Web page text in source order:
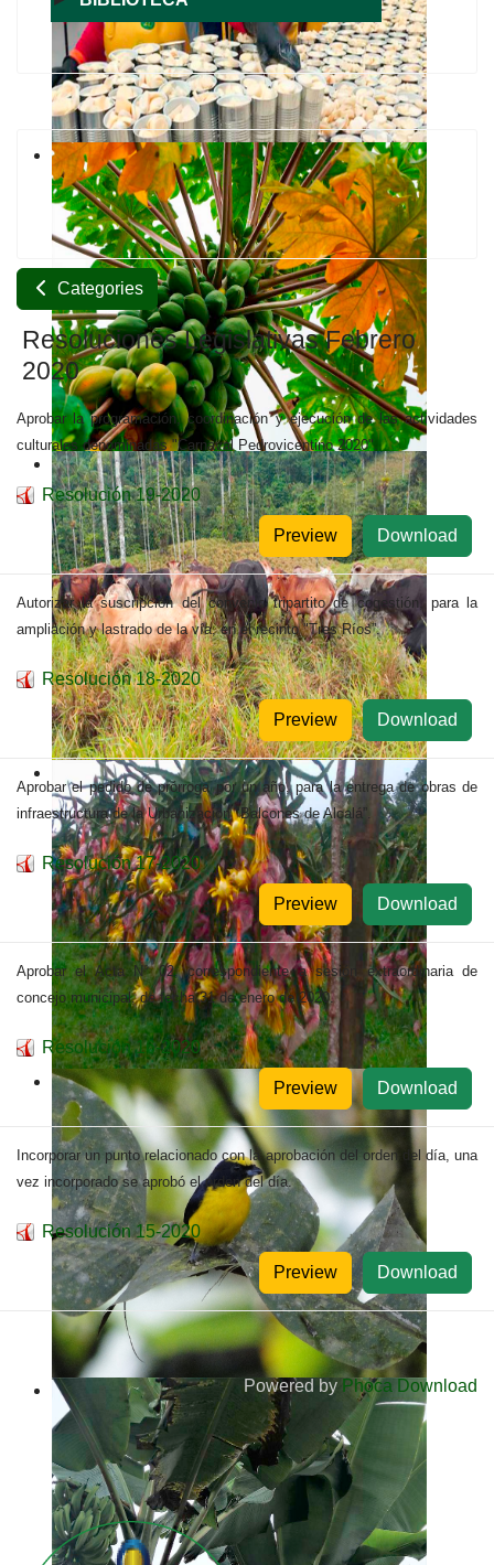
Categories
Resoluciones Legislativas Febrero
2020
Aprobar la programación, coordinación y ejecución de las actividades
culturales denominadas "Carnaval Pedrovicentino 2020".
Resolución 19-2020
Download
Preview
Autorizar la suscripción del convenio tripartito de cogestión, para la
ampliación y lastrado de la vía, en el recinto "Tres Ríos”.
Resolución 18-2020
Download
Preview
Aprobar el pedido de prórroga por un año, para la entrega de obras de
infraestructura de la Urbanización "Balcones de Alcalá”.
Resolución 17-2020
Download
Preview
Aprobar el Acta N° 02, correspondiente a sesión extraordinaria de
concejo municipal, de fecha 31 de enero de 2020.
Resolución 16-2020
Download
Preview
Incorporar un punto relacionado con la aprobación del orden del día, una
vez incorporado se aprobó el orden del día.
Resolución 15-2020
Download
Preview
Powered by Phoca Download